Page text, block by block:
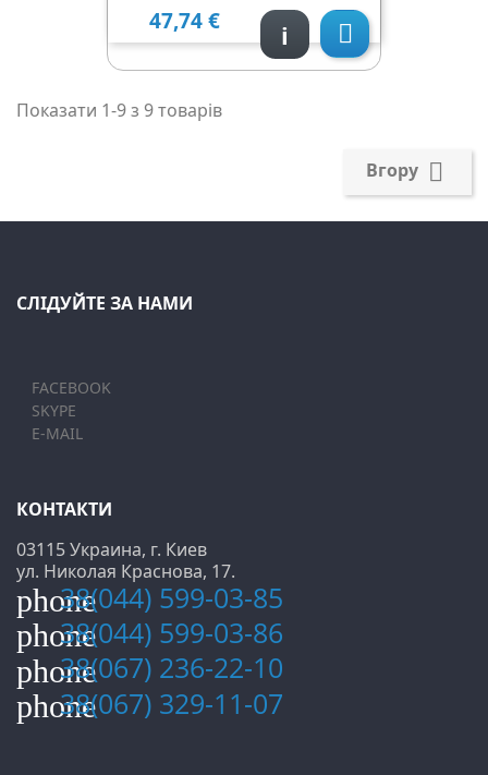
Ціна
47,74 € 
i
Показати 1-9 з 9 товарів
Вгору 
СЛІДУЙТЕ ЗА НАМИ
FACEBOOK
SKYPE
E-MAIL
КОНТАКТИ
03115 Украина, г. Киев
ул. Николая Краснова, 17.
phone38(044) 599-03-85
phone38(044) 599-03-86
phone38(067) 236-22-10
phone38(067) 329-11-07